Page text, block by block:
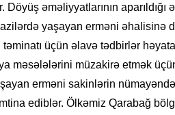
Döyüş əməliyyatlarının
yaşayan erməni əhalisinə
üçün əlavə tədbirlər
məsələlərini müzakirə etmək
erməni sakinlərin
ediblər. Ölkəmiz Qarabağ